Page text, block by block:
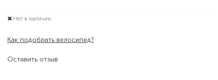
Оставить отзыв
Нет в наличии
Как подобрать велосипед?